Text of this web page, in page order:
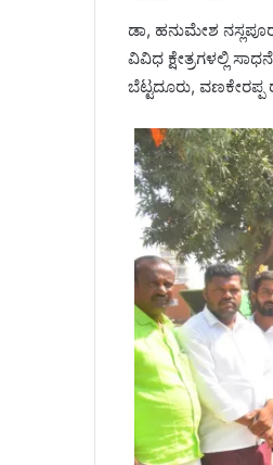
ಡಾ, ಹನುಮೇಶ
ವಿವಿಧ ಕ್ಷೇತ್ರಗಳಲ್ಲಿ
ಬೆಟ್ಟದೂರು,